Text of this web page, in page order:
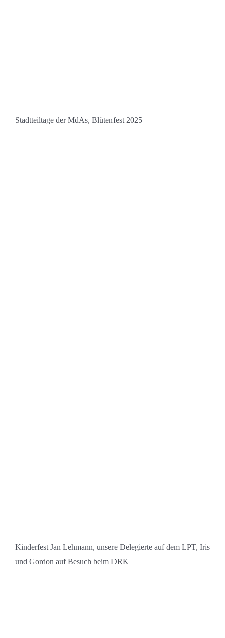
Stadtteiltage der MdAs, Blütenfest 2025
Kinderfest Jan Lehmann, unsere Delegierte auf dem LPT, Iris
und Gordon auf Besuch beim DRK